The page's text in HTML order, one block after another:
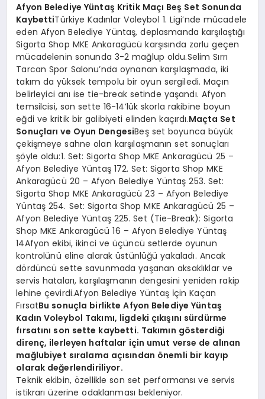
Afyon Belediye Yüntaş Kritik Maçı Beş Set Sonunda
KaybettiTürkiye Kadınlar Voleybol 1. Ligi’nde mücadele
eden Afyon Belediye Yüntaş, deplasmanda karşılaştığı
Sigorta Shop MKE Ankaragücü karşısında zorlu geçen
mücadelenin sonunda 3-2 mağlup oldu.Selim Sırrı
Tarcan Spor Salonu’nda oynanan karşılaşmada, iki
takım da yüksek tempolu bir oyun sergiledi. Maçın
belirleyici anı ise tie-break setinde yaşandı. Afyon
temsilcisi, son sette 16-14’lük skorla rakibine boyun
eğdi ve kritik bir galibiyeti elinden kaçırdı.Maçta Set
Sonuçları ve Oyun DengesiBeş set boyunca büyük
çekişmeye sahne olan karşılaşmanın set sonuçları
şöyle oldu:1. Set: Sigorta Shop MKE Ankaragücü 25 –
Afyon Belediye Yüntaş 172. Set: Sigorta Shop MKE
Ankaragücü 20 – Afyon Belediye Yüntaş 253. Set:
Sigorta Shop MKE Ankaragücü 23 – Afyon Belediye
Yüntaş 254. Set: Sigorta Shop MKE Ankaragücü 25 –
Afyon Belediye Yüntaş 225. Set (Tie-Break): Sigorta
Shop MKE Ankaragücü 16 – Afyon Belediye Yüntaş
14Afyon ekibi, ikinci ve üçüncü setlerde oyunun
kontrolünü eline alarak üstünlüğü yakaladı. Ancak
dördüncü sette savunmada yaşanan aksaklıklar ve
servis hataları, karşılaşmanın dengesini yeniden rakip
lehine çevirdi.Afyon Belediye Yüntaş İçin Kaçan
FırsatBu sonuçla birlikte Afyon Belediye Yüntaş
Kadın Voleybol Takımı, ligdeki çıkışını sürdürme
fırsatını son sette kaybetti. Takımın gösterdiği
direnç, ilerleyen haftalar için umut verse de alınan
mağlubiyet sıralama açısından önemli bir kayıp
olarak değerlendiriliyor.
Teknik ekibin, özellikle son set performansı ve servis
istikrarı üzerine odaklanması bekleniyor.